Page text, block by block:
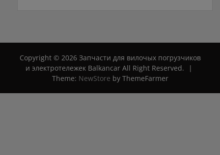
Copyright © 2026 Запчасти для вилочых погрузчиков
и электротележек Balkancar All Right Reserved.
|
Theme: NewStore by ThemeFarmer